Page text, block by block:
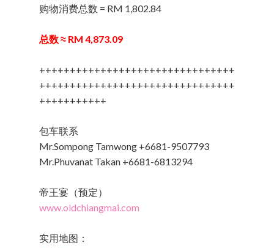
购物消费总数 = RM 1,802.84
总数 ≈ RM 4,873.09
++++++++++++++++++++++++++++++++
++++++++++++++++++++++++++++++++
+++++++++++
包车联系
Mr.Sompong Tamwong +6681-9507793
Mr.Phuvanat Takan +6681-6813294
帝王宴（预定）
www.oldchiangmai.com
实用地图：